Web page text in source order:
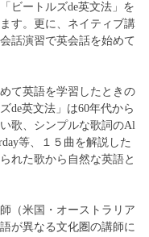
ビートルズde英文法」を
す。更に、ネイティブ講
話演習で英会話を始めて
て英語を学習したときの
de英文法」は60年代から
歌、シンプルな歌詞のAl
等、１５曲を解説した
れた歌から自然な英語と
（米国・オーストラリア
が異なる文化圏の講師に